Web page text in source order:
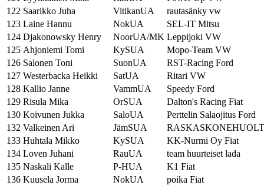
122 Saarikko Juha VitikanUA
rautasänky vw
123 Laine Hannu NokUA
SEL-IT Mitsu
124 Djakonowsky Henry NoorUA/MK Leppijoki VW
125 Ahjoniemi Tomi KySUA
Mopo-Team VW
126 Salonen Toni SuonUA
RST-Racing Ford
127 Westerbacka Heikki SatUA
Ritari VW
128 Kallio Janne VammUA
Speedy Ford
129 Risula Mika OrSUA
Dalton's Racing Fiat
130 Koivunen Jukka SaloUA
Perttelin Salaojitus Ford
132 Valkeinen Ari JämSUA
133 Huhtala Mikko KySUA
KK-Nurmi Oy Fiat
134 Loven Juhani RauUA
team huurteiset lada
135 Naskali Kalle P-HUA
K1 Fiat
136 Kuusela Jorma NokUA
poika Fiat